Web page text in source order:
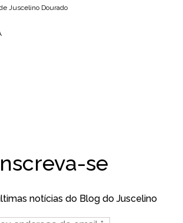
Juscelino Dourado
se
notícias do Blog do Juscelino